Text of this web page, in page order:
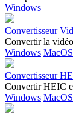
Windows
Convertisseur
Convertir la
Windows MacOS
Convertisseur
Convertir HEIC
Windows MacOS